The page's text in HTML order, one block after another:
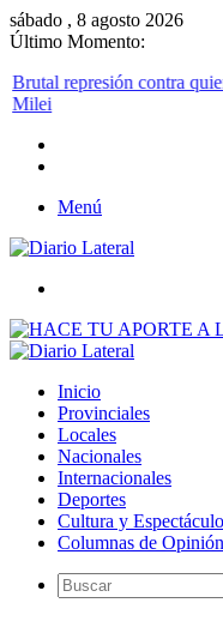
sábado , 8 agosto 2026
Último Momento:
Inicio
Provinciales
Nacionales
Internacionales
Deportes
Cultura y Espectáculos
Columnas de Opinión